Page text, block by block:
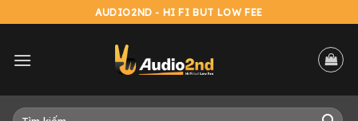
to
AUDIO2ND - HI FI BUT LOW FEE
Tìm